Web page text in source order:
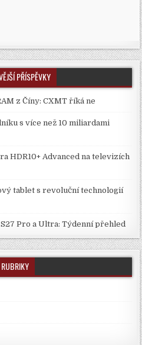
PŘÍSPĚVKY
z Číny: CXMT říká ne
s více než 10 miliardami
HDR10+ Advanced na televizích
tablet s revoluční technologií
Pro a Ultra: Týdenní přehled
RUBRIKY